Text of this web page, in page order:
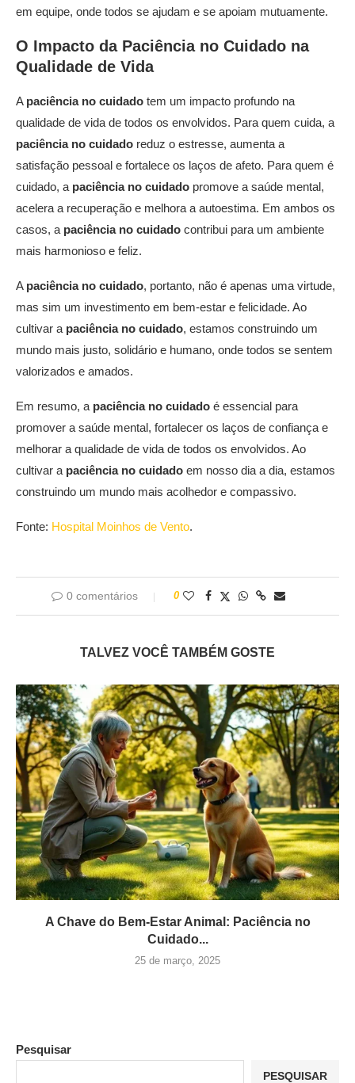
em equipe, onde todos se ajudam e se apoiam mutuamente.
O Impacto da Paciência no Cuidado na
Qualidade de Vida
A paciência no cuidado tem um impacto profundo na
qualidade de vida de todos os envolvidos. Para quem cuida, a
paciência no cuidado reduz o estresse, aumenta a
satisfação pessoal e fortalece os laços de afeto. Para quem é
cuidado, a paciência no cuidado promove a saúde mental,
acelera a recuperação e melhora a autoestima. Em ambos os
casos, a paciência no cuidado contribui para um ambiente
mais harmonioso e feliz.
A paciência no cuidado, portanto, não é apenas uma virtude,
mas sim um investimento em bem-estar e felicidade. Ao
cultivar a paciência no cuidado, estamos construindo um
mundo mais justo, solidário e humano, onde todos se sentem
valorizados e amados.
Em resumo, a paciência no cuidado é essencial para
promover a saúde mental, fortalecer os laços de confiança e
melhorar a qualidade de vida de todos os envolvidos. Ao
cultivar a paciência no cuidado em nosso dia a dia, estamos
construindo um mundo mais acolhedor e compassivo.
Fonte: Hospital Moinhos de Vento.
0 comentários 0
TALVEZ VOCÊ TAMBÉM GOSTE
A Chave do Bem-Estar Animal: Paciência no
Cuidado...
25 de março, 2025
Pesquisar
PESQUISAR